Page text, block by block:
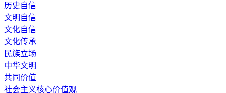
历史自信
文明自信
文化自信
文化传承
民族立场
中华文明
共同价值
社会主义核心价值观